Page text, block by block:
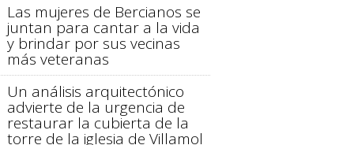
Las mujeres de Bercianos se
juntan para cantar a la vida
y brindar por sus vecinas
más veteranas
Un análisis arquitectónico
advierte de la urgencia de
restaurar la cubierta de la
torre de la iglesia de Villamol